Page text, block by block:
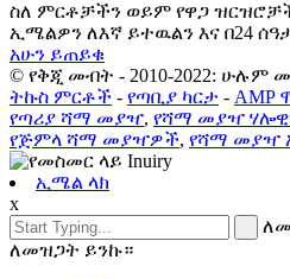
ስለ ምርቶቻችን ወይም የዋጋ
ኢሜልዎን ለእኛ ይተዉልን እና በ24
አሁን ይጠይቁ
© የቅጂ መብት - 2010-2022: ሁሉም
ትኩስ ምርቶች - የጣቢያ ካርታ - AMP
የጣሪያ ሻማ መያዣ, የሻማ መያዣ
የጅምላ ሻማ መያዣዎች, የሻማ መያዣ
ኢሜል ላክ
x
ለመዝጋት ይንኩ።